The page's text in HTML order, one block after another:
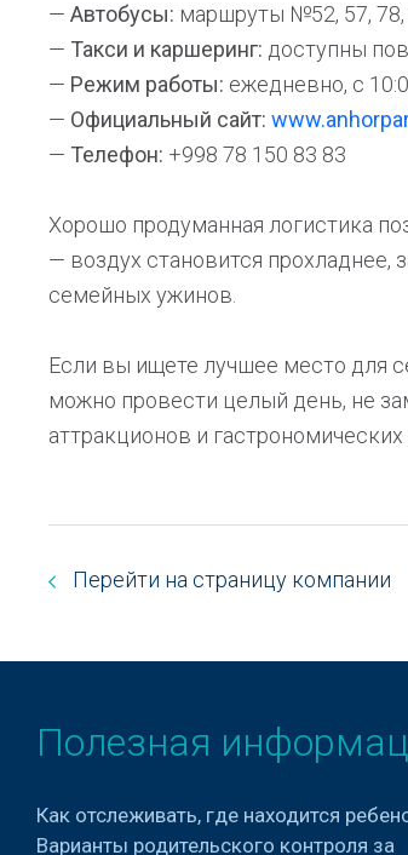
— Автобусы: маршруты №52, 57, 78,
— Такси и каршеринг: доступны
— Режим работы: ежедневно, с
— Официальный сайт:
— Телефон: +998 78 150 83 83
Хорошо продуманная логистика
— воздух становится прохладнее,
семейных ужинов.
Если вы ищете лучшее место для
можно провести целый день, не
аттракционов и
Перейти на страницу компании
Полезная
Как отслеживать, где находится
Варианты родительского контроля за